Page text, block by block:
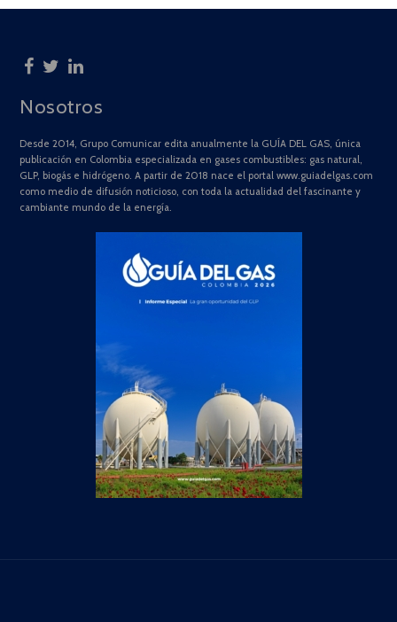
Nosotros
Desde 2014, Grupo Comunicar edita anualmente la GUÍA DEL GAS, única
publicación en Colombia especializada en gases combustibles: gas natural,
GLP, biogás e hidrógeno. A partir de 2018 nace el portal www.guiadelgas.com
como medio de difusión noticioso, con toda la actualidad del fascinante y
cambiante mundo de la energía.